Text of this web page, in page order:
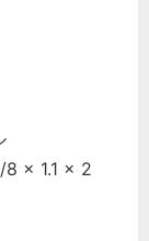
× 1.1 × 2